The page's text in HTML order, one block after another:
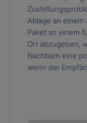
Ablage an
Paket an einem
Ort abzugeben,
Nachbarn eine
wenn der